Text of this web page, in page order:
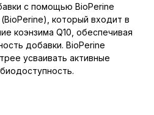
с помощью BioPerine
который входит в
коэнзима Q10, обеспечивая
добавки. BioPerine
усваивать активные